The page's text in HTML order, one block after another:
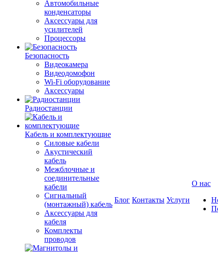
Автомобильные
конденсаторы
Аксессуары для
усилителей
Процессоры
Безопасность
Видеокамера
Видеодомофон
Wi-Fi оборудование
Аксессуары
Радиостанции
Кабель и комплектующие
Силовые кабели
Акустический
кабель
Межблочные и
соединительные
кабели
Сигнальный
(монтажный) кабель
Аксессуары для
кабеля
Комплекты
проводов
Блог Контакты Услуги
О нас